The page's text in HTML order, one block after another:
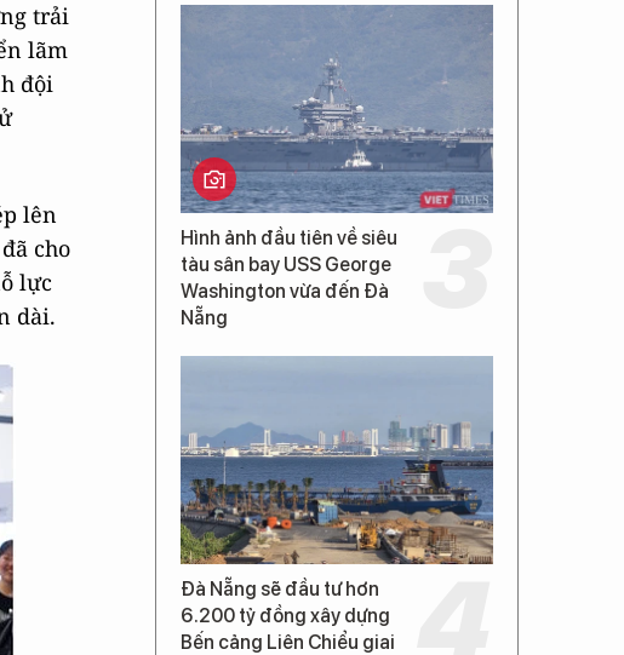
trải
lãm
đội
lên
cho
lực
dài.
Hình ảnh đầu tiên về siêu
tàu sân bay USS George
Washington vừa đến Đà
Nẵng
Đà Nẵng sẽ đầu tư hơn
6.200 tỷ đồng xây dựng
Bến cảng Liên Chiểu giai